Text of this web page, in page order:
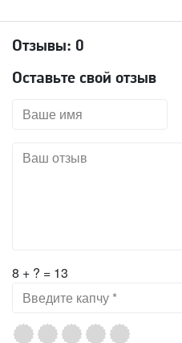
Отзывы: 0
Оставьте свой отзыв
8 + ? = 13